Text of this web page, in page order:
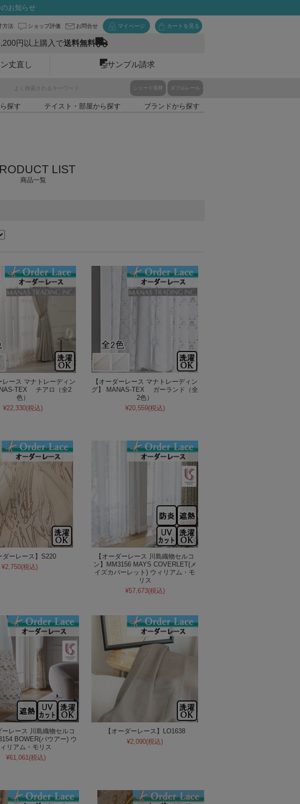
お知らせ
方法 ショップ評価 お問合せ マイページ カートを見る
円以上購入で送料無料
丈直し サンプル請求
よく検索されるキーワード シェード張替 ダブルレール
探す テイスト・部屋から探す ブランドから探す
商品一覧
レース マナトレーディン
TEX チアロ（全2
色）
¥22,330(税込)
【オーダーレース マナトレーディン
グ】 MANAS-TEX ガーランド（全
2色）
¥20,559(税込)
ダーレース】S220
¥2,750(税込)
【オーダーレース 川島織物セルコ
ン】MM3156 MAYS COVERLET(メ
イズカバーレット) ウィリアム・モ
リス
¥57,673(税込)
ーレース 川島織物セルコ
BOWER(バウアー) ウ
ィリアム・モリス
¥61,061(税込)
【オーダーレース】LO1638
¥2,090(税込)